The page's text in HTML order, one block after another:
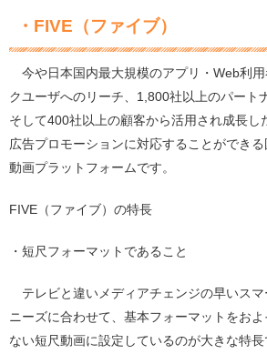
・ FIVE （ファイブ）
今や日本国内最大規模のアプリ・Web利
クユーザへのリーチ、 1,800社以上のパート
そして400社以上の顧客から活用され成長し
広告プロモーションに対応することができ
動画プラットフォームです。
FIVE （ファイブ）の特長
・短尺フォーマットであること
テレビと違いメディアチェンジの早いス
ニーズに合わせて、基本フォーマットをおよ
ない短尺動画に設定しているのが大きな特長